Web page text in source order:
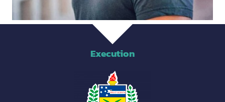
Execution